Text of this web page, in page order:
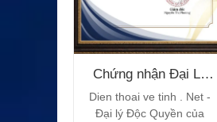
Chứng nhận Đại Lý
Sahaha
Dien thoai ve tinh . Net -
Đại lý Độc Quyền của